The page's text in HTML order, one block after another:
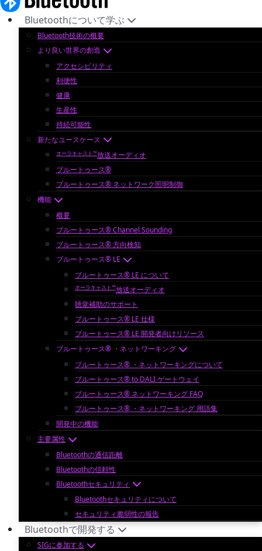
Bluetoothについて学ぶ
Bluetooth技術の概要
より良い世界の創造
アクセシビリティ
利便性
健康
生産性
持続可能性
新たなユースケース
オーラキャスト™放送オーディオ
ブルートゥース®
ブルートゥース® ネットワーク照明制御
機能
概要
ブルートゥース® Channel Sounding
ブルートゥース® 方向検知
ブルートゥース® LE
ブルートゥース® LE について
オーラキャスト™放送オーディオ
聴覚補助のサポート
ブルートゥース® LE 仕様
ブルートゥース® LE 開発者向けリソース
ブルートゥース® ・ネットワーキング
ブルートゥース® ・ネットワーキングについて
ブルートゥース® to DALI ゲートウェイ
ブルートゥース® ネットワーキング FAQ
ブルートゥース® ・ネットワーキング 用語集
開発中の機能
主要属性
Bluetoothの通信距離
Bluetoothの信頼性
Bluetoothセキュリティ
Bluetoothセキュリティについて
セキュリティ脆弱性の報告
Bluetoothで開発する
SIGに参加する